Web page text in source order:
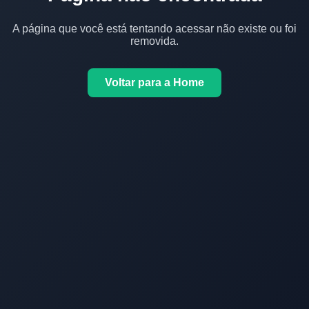
A página que você está tentando acessar não existe ou foi
removida.
Voltar para a Home